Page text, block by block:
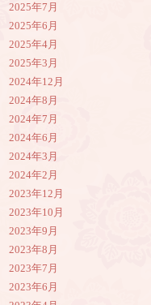
2025年7月
2025年6月
2025年4月
2025年3月
2024年12月
2024年8月
2024年7月
2024年6月
2024年3月
2024年2月
2023年12月
2023年10月
2023年9月
2023年8月
2023年7月
2023年6月